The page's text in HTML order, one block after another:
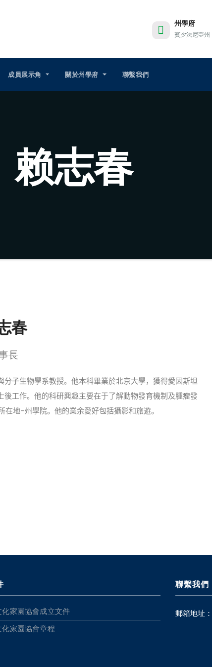
州學府
賓夕法尼亞州
成員展示角 關於州學府 聯繫我們
赖志春
春
長
子生物學系教授。他本科畢業於北京大學，獲得愛因斯坦
工作。他的科研興趣主要在于了解動物發育機制及腫瘤發
在地–州學院。他的業余愛好包括攝影和旅遊。
化家園協會成立文件
化家園協會章程
聯繫我們
郵箱地址：